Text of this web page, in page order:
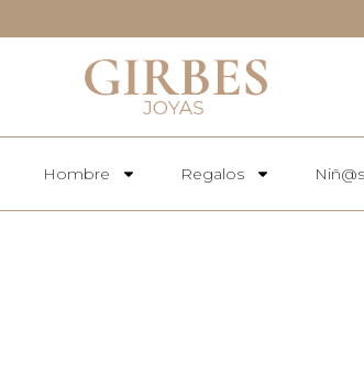
Hombre Regalos Niñ@s